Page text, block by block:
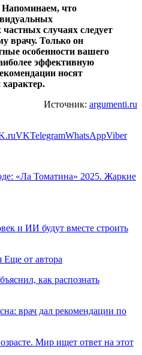
что
случаях следует
врачу. Только он
особенности вашего
эффективную
носят
Источник: argumenti.ru
VKTelegramWhatsAppViber
«Ла Томатина» 2025. Жаркие
и ИИ будут вместе строить
Еще от автора
как распознать
врач дал рекомендации по
Мир ищет ответ на этот